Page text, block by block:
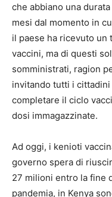
che abbiano una
mesi dal momento in
il paese ha ricevuto un
vaccini, ma di questi
somministrati, ragion
invitando tutti i
completare il ciclo
dosi immagazzinate.
Ad oggi, i kenioti
governo spera di
27 milioni entro la fine
pandemia, in Kenya